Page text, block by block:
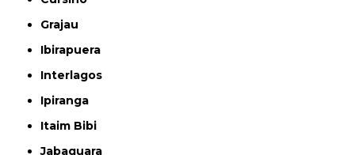
Grajau
Ibirapuera
Interlagos
Ipiranga
Itaim Bibi
Jabaquara